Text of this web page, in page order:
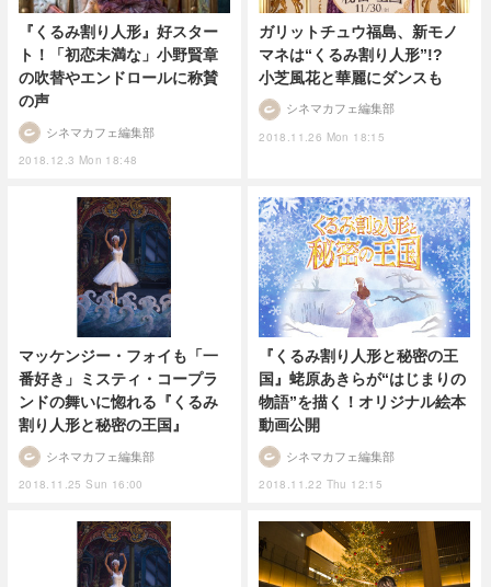
『くるみ割り人形』好スター
ト！「初恋未満な」小野賢章
の吹替やエンドロールに称賛
の声
2018.12.3 Mon 18:48
シネマカフェ編集部
ガリットチュウ福島、新モノ
マネは“くるみ割り人形”!?
小芝風花と華麗にダンスも
2018.11.26 Mon 18:15
シネマカフェ編集部
マッケンジー・フォイも「一
番好き」ミスティ・コープラ
ンドの舞いに惚れる『くるみ
割り人形と秘密の王国』
2018.11.25 Sun 16:00
シネマカフェ編集部
『くるみ割り人形と秘密の王
国』蛯原あきらが“はじまりの
物語”を描く！オリジナル絵本
動画公開
2018.11.22 Thu 12:15
シネマカフェ編集部